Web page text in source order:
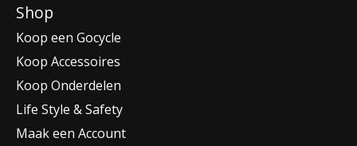
Shop
Koop een Gocycle
Koop Accessoires
Koop Onderdelen
Life Style & Safety
Maak een Account